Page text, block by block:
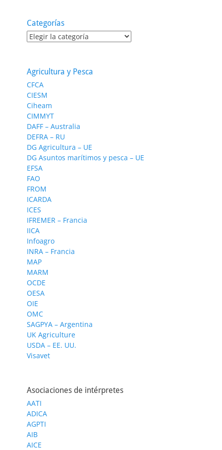
Categorías
Categorías
Agricultura y Pesca
CFCA
CIESM
Ciheam
CIMMYT
DAFF – Australia
DEFRA – RU
DG Agricultura – UE
DG Asuntos marítimos y pesca – UE
EFSA
FAO
FROM
ICARDA
ICES
IFREMER – Francia
IICA
Infoagro
INRA – Francia
MAP
MARM
OCDE
OESA
OIE
OMC
SAGPYA – Argentina
UK Agriculture
USDA – EE. UU.
Visavet
Asociaciones de intérpretes
AATI
ADICA
AGPTI
AIB
AICE